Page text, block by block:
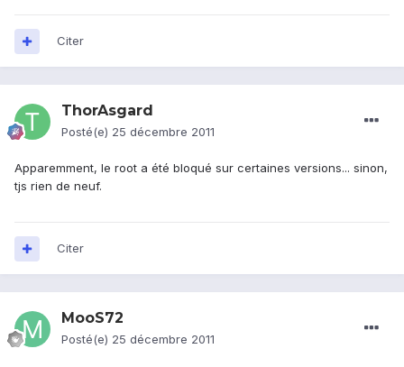
Citer
ThorAsgard
Posté(e) 25 décembre 2011
Apparemment, le root a été bloqué sur certaines versions... sinon,
tjs rien de neuf.
Citer
MooS72
Posté(e) 25 décembre 2011